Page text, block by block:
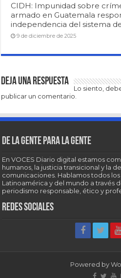
CIDH: Impunidad sobre
armado en Guatemala
independencia del sistema
9 de diciembre de 2025
Deja una respuesta
Lo siento,
publicar un comentario.
De la gente para la gente
En VOCES Diario digital estamos
humanos, la justicia transicional y la
comunicaciones. Hablamos todos
Latinoamérica y del mundo a través
periodismo responsable, ético y
Redes sociales
Powered by